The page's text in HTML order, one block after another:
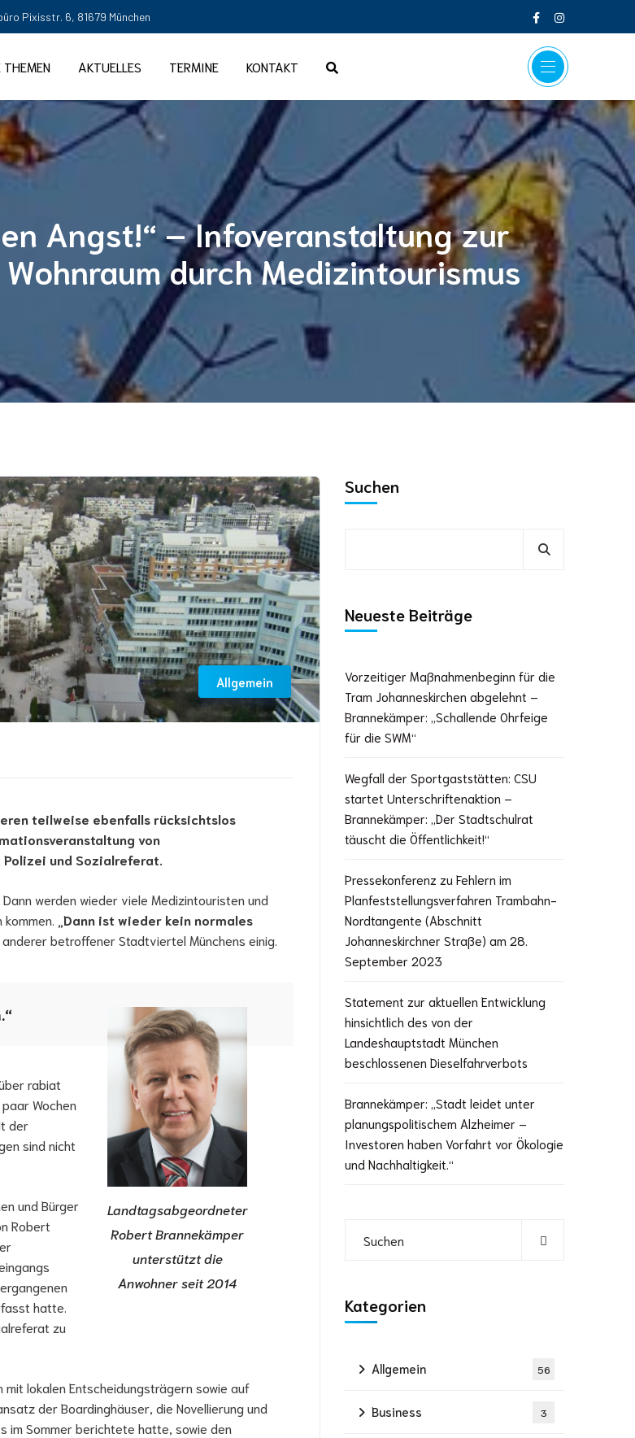
Pixisstr. 6, 81679 München
THEMEN AKTUELLES TERMINE KONTAKT
Angst!“ – Infoveranstaltung zur
durch Medizintourismus
Allgemein
teilweise ebenfalls rücksichtslos
von
und Sozialreferat.
werden wieder viele Medizintouristen und
„Dann ist wieder kein normales
betroffener Stadtviertel Münchens einig.
Landtagsabgeordneter
Robert Brannekämper
unterstützt die
Anwohner seit 2014
rabiat
Wochen
der
sind nicht
und Bürger
Robert
hatte.
zu
lokalen Entscheidungsträgern sowie auf
der Boardinghäuser, die Novellierung und
im Sommer berichtete hatte, sowie den
Suchen
Neueste Beiträge
Vorzeitiger Maßnahmenbeginn für die
Tram Johanneskirchen abgelehnt –
Brannekämper: „Schallende Ohrfeige
für die SWM“
Wegfall der Sportgaststätten: CSU
startet Unterschriftenaktion –
Brannekämper: „Der Stadtschulrat
täuscht die Öffentlichkeit!“
Pressekonferenz zu Fehlern im
Planfeststellungsverfahren Trambahn-
Nordtangente (Abschnitt
Johanneskirchner Straße) am 28.
September 2023
Statement zur aktuellen Entwicklung
hinsichtlich des von der
Landeshauptstadt München
beschlossenen Dieselfahrverbots
Brannekämper: „Stadt leidet unter
planungspolitischem Alzheimer –
Investoren haben Vorfahrt vor Ökologie
und Nachhaltigkeit.“
Kategorien
Allgemein 56
Business 3